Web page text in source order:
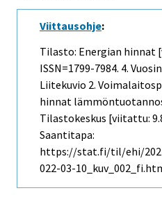
Viittausohje:
Tilasto: Energian hinnat
ISSN=1799-7984. 4.
Liitekuvio 2.
hinnat
Tilastokeskus [viitattu:
Saantitapa:
https://stat.fi/til/ehi/
022-03-